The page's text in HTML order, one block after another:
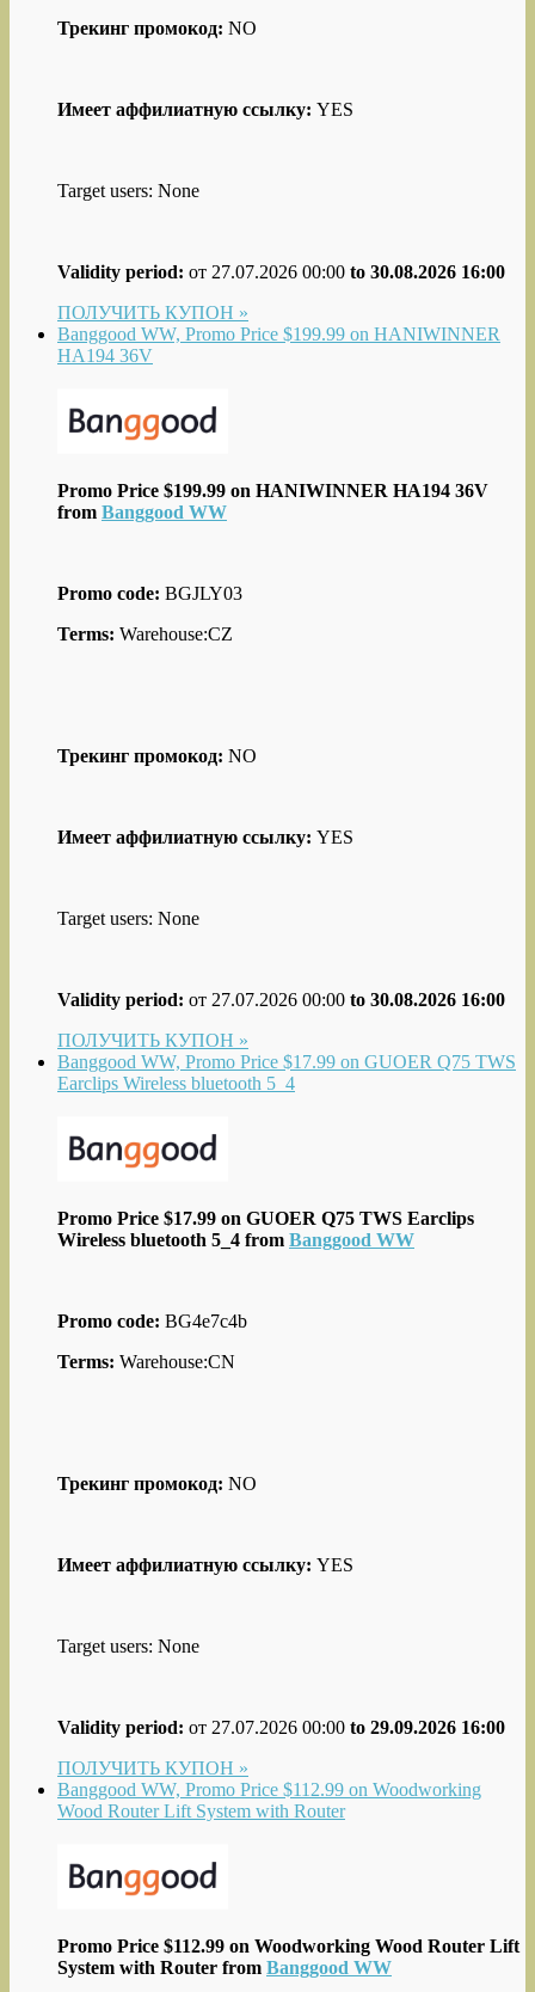
Трекинг промокод: NO
Имеет аффилиатную ссылку: YES
Target users: None
Validity period: от 27.07.2026 00:00 to 30.08.2026 16:00
ПОЛУЧИТЬ КУПОН »
Banggood WW, Promo Price $199.99 on HANIWINNER
HA194 36V
Promo Price $199.99 on HANIWINNER HA194 36V
from Banggood WW
Promo code: BGJLY03
Terms: Warehouse:CZ
Трекинг промокод: NO
Имеет аффилиатную ссылку: YES
Target users: None
Validity period: от 27.07.2026 00:00 to 30.08.2026 16:00
ПОЛУЧИТЬ КУПОН »
Banggood WW, Promo Price $17.99 on GUOER Q75 TWS
Earclips Wireless bluetooth 5_4
Promo Price $17.99 on GUOER Q75 TWS Earclips
Wireless bluetooth 5_4 from Banggood WW
Promo code: BG4e7c4b
Terms: Warehouse:CN
Трекинг промокод: NO
Имеет аффилиатную ссылку: YES
Target users: None
Validity period: от 27.07.2026 00:00 to 29.09.2026 16:00
ПОЛУЧИТЬ КУПОН »
Banggood WW, Promo Price $112.99 on Woodworking
Wood Router Lift System with Router
Promo Price $112.99 on Woodworking Wood Router Lift
System with Router from Banggood WW